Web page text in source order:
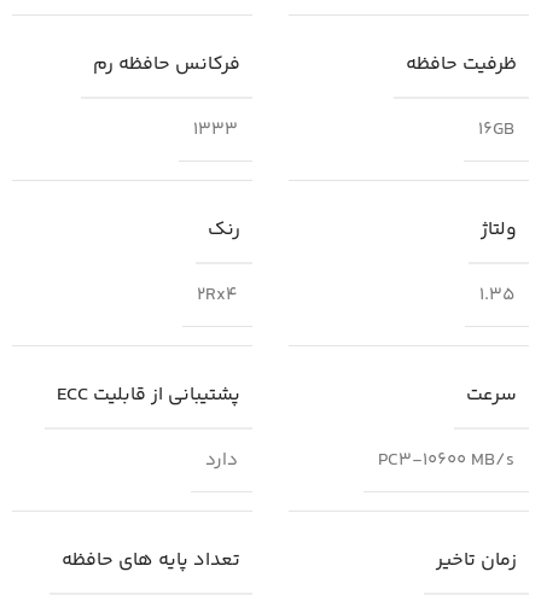
ظرفیت حافظه
16GB
فرکانس حافظه رم
1333
ولتاژ
1.35
رنک
2Rx4
سرعت
PC3-10600 MB/s
پشتیبانی از قابلیت ECC
دارد
زمان تاخیر تعداد پایه های حافظه